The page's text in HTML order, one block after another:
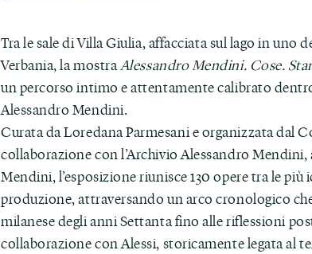
Tra le sale di Villa Giulia, affacciata sul lago in uno
Verbania, la mostraAlessandro Mendini. Cose.
un percorso intimo e attentamente calibrato
Alessandro Mendini.
Curata da Loredana Parmesani e organizzata dal
collaborazione con l’Archivio Alessandro Mendini,
Mendini, l’esposizione riunisce 130 opere tra le più
produzione, attraversando un arco cronologico
milanese degli anni Settanta fino alle riflessioni
collaborazione con Alessi, storicamente legata al